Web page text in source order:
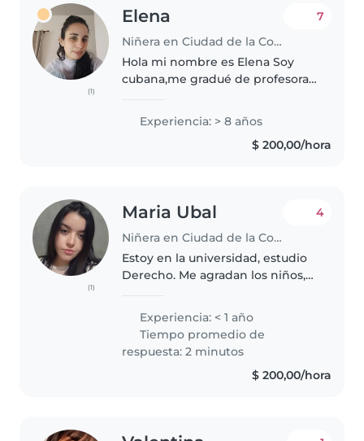
(1)
Elena
Niñera en Ciudad de la Costa
7
Hola mi nombre es Elena Soy
cubana,me gradué de profesora
país,trabajé como profesora de
secundaria y como niñera de
bebes y niños hasta 3 años,
Experiencia: > 8 años
$ 200,00/hora
(1)
Maria Ubal
Niñera en Ciudad de la Costa
4
Estoy en la universidad, estudio
Derecho. Me agradan los niños,
Creo actividades para el
desarrollo del niño. Cocino,..
Experiencia: < 1 año
Tiempo promedio de
respuesta: 2 minutos
$ 200,00/hora